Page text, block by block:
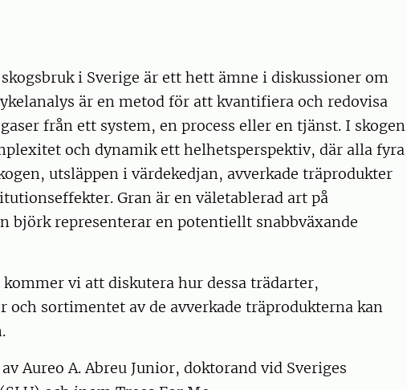
i Sverige är ett hett ämne i diskussioner om
är en metod för att kvantifiera och redovisa
från ett system, en process eller en tjänst. I skogen
och dynamik ett helhetsperspektiv, där alla fyra
utsläppen i värdekedjan, avverkade träprodukter
Gran är en väletablerad art på
björk representerar en potentiellt snabbväxande
vi att diskutera hur dessa trädarter,
sortimentet av de avverkade träprodukterna kan
Aureo A. Abreu Junior, doktorand vid Sveriges